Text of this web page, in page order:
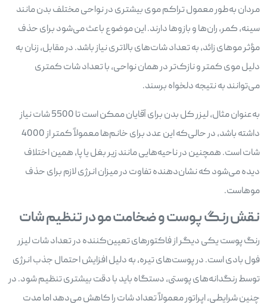
مردان به‌طور معمول تراکم موی بیشتری در نواحی مختلف بدن مانند
سینه، کمر، ران‌ها و بازوها دارند. این موضوع باعث می‌شود برای حذف
مؤثر موهای زائد، به تعداد شات‌های بالاتری نیاز باشد. در مقابل، زنان به
دلیل موی کمتر و نازک‌تر در همان نواحی، با تعداد شات کمتری
می‌توانند به نتیجه دلخواه برسند.
به‌عنوان مثال، لیزر کل بدن برای آقایان ممکن است تا 5500 شات نیاز
داشته باشد، در حالی‌که این عدد برای خانم‌ها معمولاً کمتر از 4000
شات است. همچنین در ناحیه‌هایی مانند زیر بغل یا پا، همین اختلاف
دیده می‌شود که نشان‌دهنده تفاوت در میزان انرژی لازم برای حذف
موهاست.
نقش رنگ پوست و ضخامت مو در تنظیم شات
رنگ پوست یکی دیگر از فاکتورهای تعیین‌کننده در تعداد شات لیزر
فول بادی است. در پوست‌های تیره، به دلیل افزایش احتمال جذب انرژی
توسط رنگدانه‌های پوستی، دستگاه باید با دقت بیشتری تنظیم شود. در
چنین شرایطی، اپراتور معمولاً تعداد شات را کاهش می‌دهد اما مدت